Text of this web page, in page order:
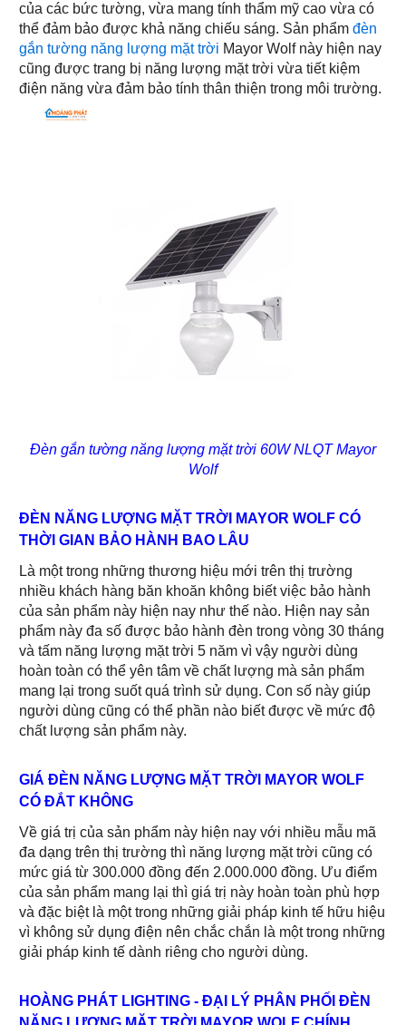
của các bức tường, vừa mang tính thẩm mỹ cao vừa có
thể đảm bảo được khả năng chiếu sáng. Sản phẩm đèn
gắn tường năng lượng mặt trời Mayor Wolf này hiện nay
cũng được trang bị năng lượng mặt trời vừa tiết kiệm
điện năng vừa đảm bảo tính thân thiện trong môi trường.
Đèn gắn tường năng lượng mặt trời 60W NLQT Mayor
Wolf
ĐÈN NĂNG LƯỢNG MẶT TRỜI MAYOR WOLF CÓ
THỜI GIAN BẢO HÀNH BAO LÂU
Là một trong những thương hiệu mới trên thị trường
nhiều khách hàng băn khoăn không biết việc bảo hành
của sản phẩm này hiện nay như thế nào. Hiện nay sản
phẩm này đa số được bảo hành đèn trong vòng 30 tháng
và tấm năng lượng mặt trời 5 năm vì vậy người dùng
hoàn toàn có thể yên tâm về chất lượng mà sản phẩm
mang lại trong suốt quá trình sử dụng. Con số này giúp
người dùng cũng có thể phần nào biết được về mức độ
chất lượng sản phẩm này.
GIÁ ĐÈN NĂNG LƯỢNG MẶT TRỜI MAYOR WOLF
CÓ ĐẮT KHÔNG
Về giá trị của sản phẩm này hiện nay với nhiều mẫu mã
đa dạng trên thị trường thì năng lượng mặt trời cũng có
mức giá từ 300.000 đồng đến 2.000.000 đồng. Ưu điểm
của sản phẩm mang lại thì giá trị này hoàn toàn phù hợp
và đặc biệt là một trong những giải pháp kinh tế hữu hiệu
vì không sử dụng điện nên chắc chắn là một trong những
giải pháp kinh tế dành riêng cho người dùng.
HOÀNG PHÁT LIGHTING - ĐẠI LÝ PHÂN PHỐI ĐÈN